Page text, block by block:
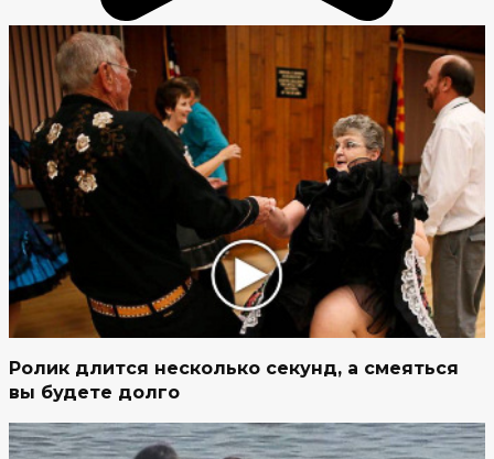
Ролик длится несколько секунд, а смеяться
вы будете долго